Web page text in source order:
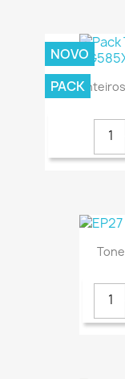
Pack
NOVO
PACK